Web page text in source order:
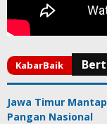
Jawa Timur
Pangan Nasional